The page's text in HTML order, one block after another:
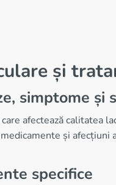
și
simptome și
afectează calitatea
și
specifice